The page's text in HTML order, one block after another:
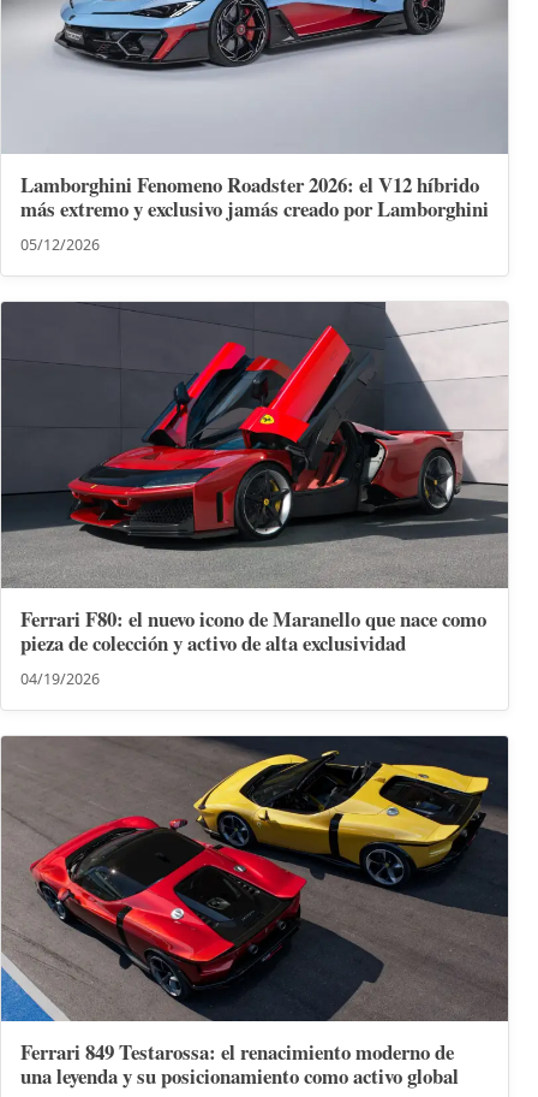
Lamborghini Fenomeno Roadster 2026: el V12 híbrido
más extremo y exclusivo jamás creado por Lamborghini
05/12/2026
Ferrari F80: el nuevo icono de Maranello que nace como
pieza de colección y activo de alta exclusividad
04/19/2026
Ferrari 849 Testarossa: el renacimiento moderno de
una leyenda y su posicionamiento como activo global